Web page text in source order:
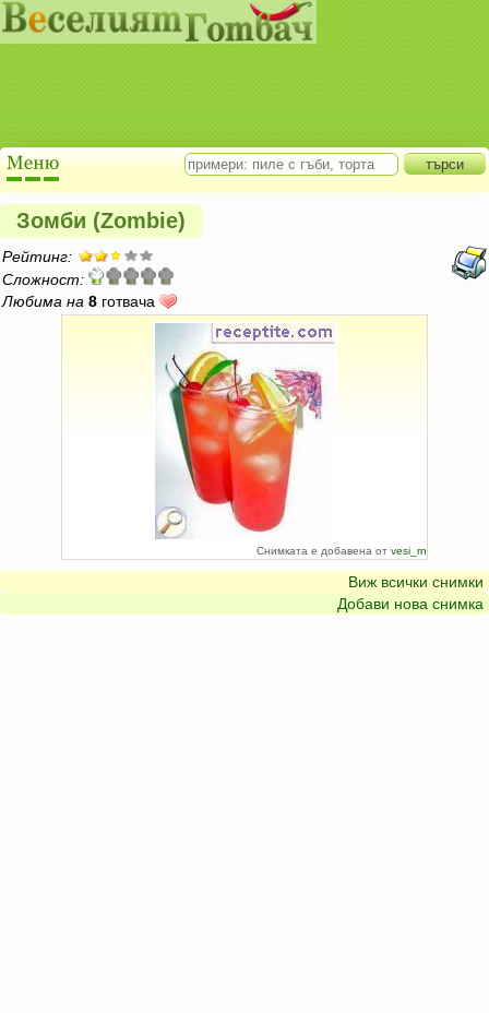
Зомби (Zombie)
Рейтинг:
Сложност:
Любима на 8 готвача
Снимката е добавена от vesi_rn
Виж всички снимки
Добави нова снимка